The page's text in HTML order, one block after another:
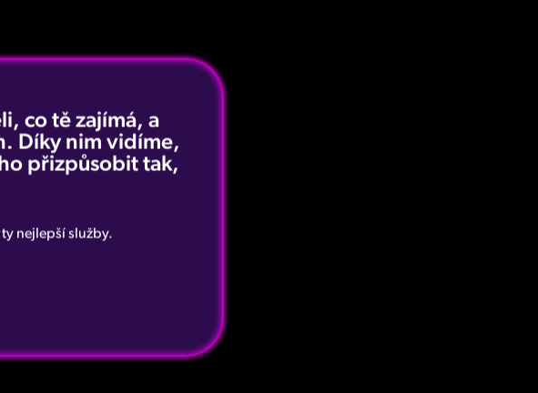
co tě zajímá, a
Díky nim vidíme,
přizpůsobit tak,
nejlepší služby.